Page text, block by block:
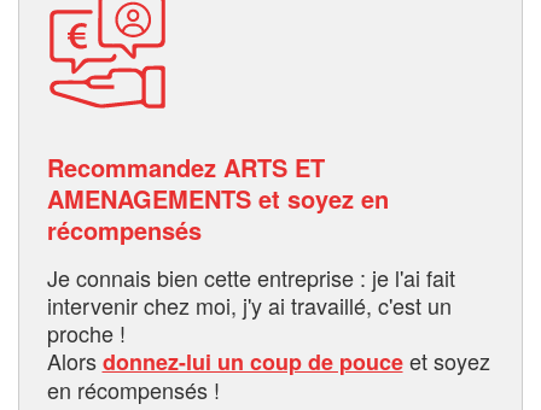
Recommandez ARTS ET
AMENAGEMENTS et soyez en
récompensés
Je connais bien cette entreprise : je l'ai fait
intervenir chez moi, j'y ai travaillé, c'est un
proche !
Alorsdonnez-lui un coup de pouceet soyez
en récompensés !